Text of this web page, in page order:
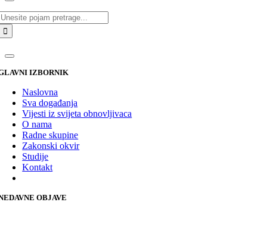
IZBORNIK
Naslovna
Sva događanja
Vijesti iz svijeta obnovljivaca
O nama
Radne skupine
Zakonski okvir
Studije
Kontakt
OBJAVE